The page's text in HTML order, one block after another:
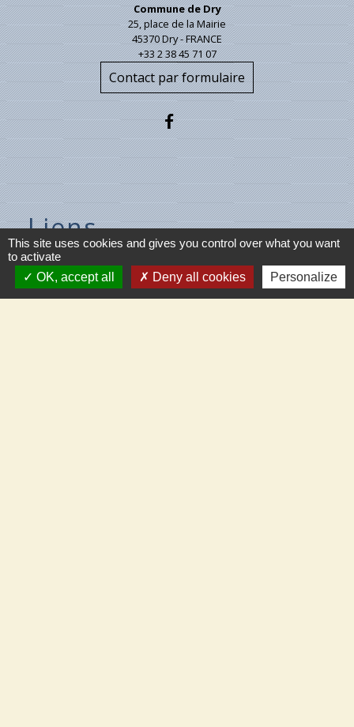
Commune de Dry
25, place de la Mairie
45370 Dry - FRANCE
+33 2 38 45 71 07
Contact par formulaire
Liens
Ministère de l'intérieur
Météo France
This site uses cookies and gives you control over what you want
to activate
OK, accept all
Deny all cookies Personalize